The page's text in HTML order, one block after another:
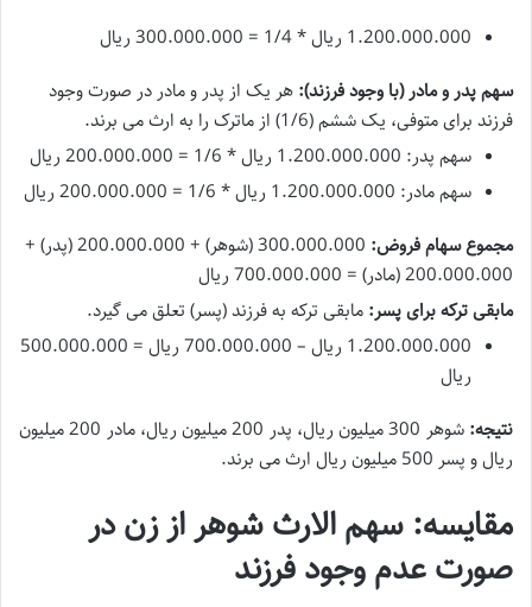
1.200.000.000 ریال * 1/4 = 300.000.000 ریال
سهم پدر و مادر (با وجود فرزند): هر یک از پدر و مادر در صورت وجود
فرزند برای متوفی، یک ششم (1/6) از ماترک را به ارث می برند.
سهم پدر: 1.200.000.000 ریال * 1/6 = 200.000.000 ریال
سهم مادر: 1.200.000.000 ریال * 1/6 = 200.000.000 ریال
مجموع سهام فروض:
300.000.000 (شوهر) + 200.000.000 (پدر) +
200.000.000 (مادر) = 700.000.000 ریال
مابقی ترکه برای پسر: مابقی ترکه به فرزند (پسر) تعلق می گیرد.
1.200.000.000 ریال – 700.000.000 ریال = 500.000.000
ریال
نتیجه:
شوهر 300 میلیون ریال، پدر 200 میلیون ریال، مادر 200 میلیون
ریال و پسر 500 میلیون ریال ارث می برند.
مقایسه: سهم الارث شوهر از زن در
صورت عدم وجود فرزند